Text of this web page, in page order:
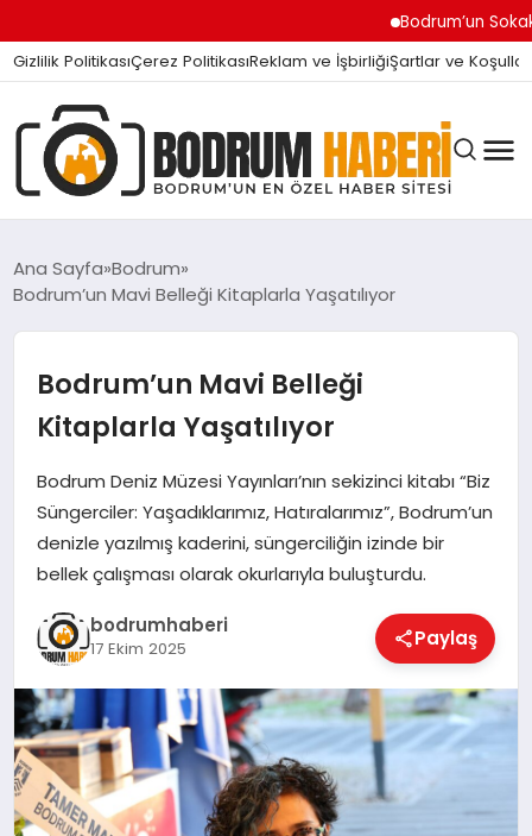
Bodrum’un Sokak
Gizlilik PolitikasıÇerez PolitikasıReklam ve İşbirliğiŞartlar ve Koşullar
BODRUM BODRUM
SIYASET
MAGAZIN
KÖŞE YAZILARI
SPOR
Ana Sayfa Bodrum
Bodrum’un Mavi Belleği Kitaplarla Yaşatılıyor
Bodrum’un Mavi Belleği
Kitaplarla Yaşatılıyor
Bodrum Deniz Müzesi Yayınları’nın sekizinci kitabı “Biz
Süngerciler: Yaşadıklarımız, Hatıralarımız”, Bodrum’un
denizle yazılmış kaderini, süngerciliğin izinde bir
bellek çalışması olarak okurlarıyla buluşturdu.
bodrumhaberi
17 Ekim 2025 Paylaş